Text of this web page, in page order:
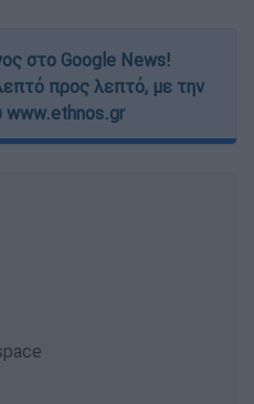
στο Google News!
προς λεπτό, με την
www.ethnos.gr